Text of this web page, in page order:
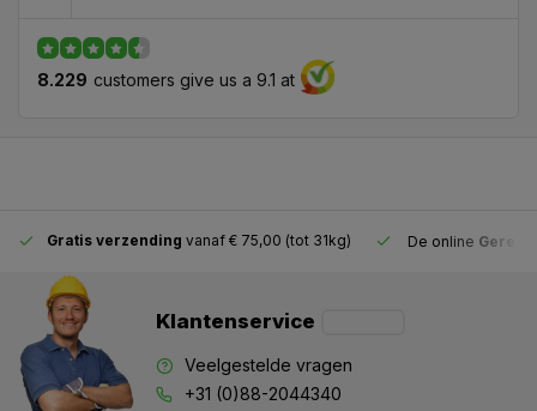
8.229 customers give us a 9.1 at
Gratis verzending vanaf € 75,00 (tot 31kg) De online
Klantenservice
Veelgestelde vragen
+31 (0)88-2044340